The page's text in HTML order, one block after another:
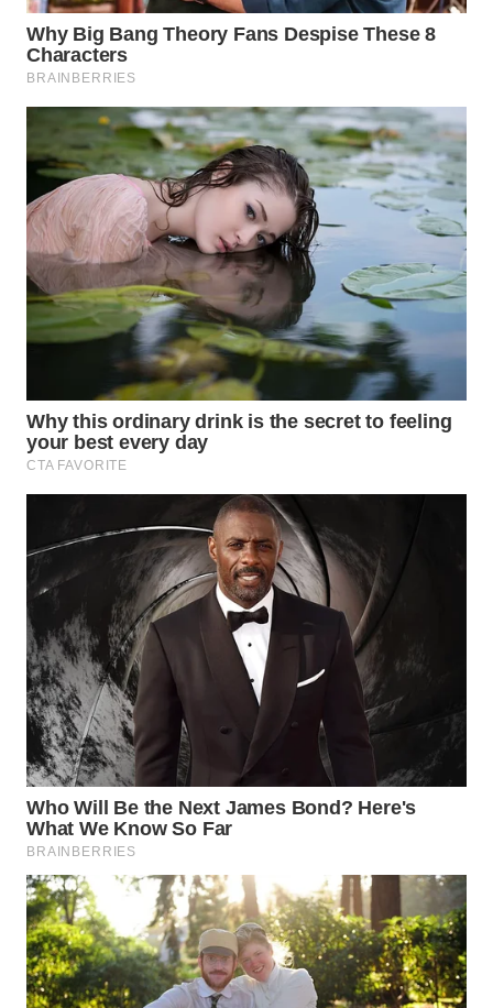
TANJUNG
LESUNG
KARO
WN
SIMALUNGUN
WN
LABUHANBATU
WN
WN DELI
SERDANG
TEBING
TINGGI
WN
PAKPAK
WN
KARAWANG
WN
BEKASI
WN
BOGOR
WN
DEPOK